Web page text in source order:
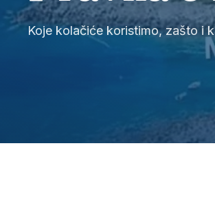
Koje kolačiće koristimo, zašto i